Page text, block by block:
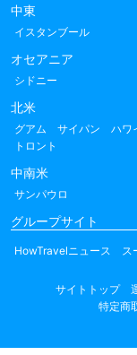
中東
イスタンブール
オセアニア
シドニー
北米
グアム サイパン ハワ
トロント
中南米
サンパウロ
グループサイト
HowTravelニュース ス
サイトトップ
特定商